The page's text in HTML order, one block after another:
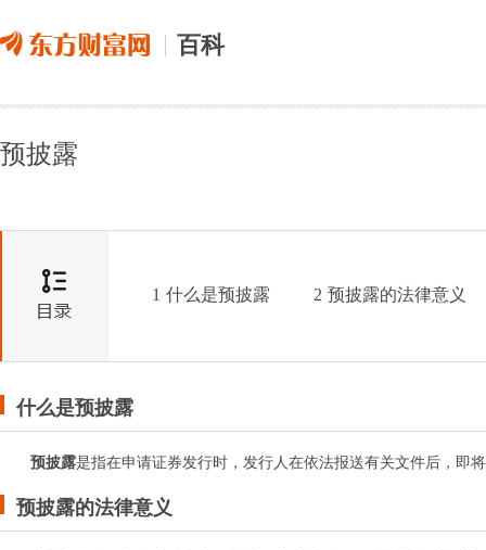
百科
预披露
1 什么是预披露 2 预披露的法律意义
什么是预披露
预披露是指在申请证券发行时，发行人在依法报送有关文件后，即
预披露的法律意义